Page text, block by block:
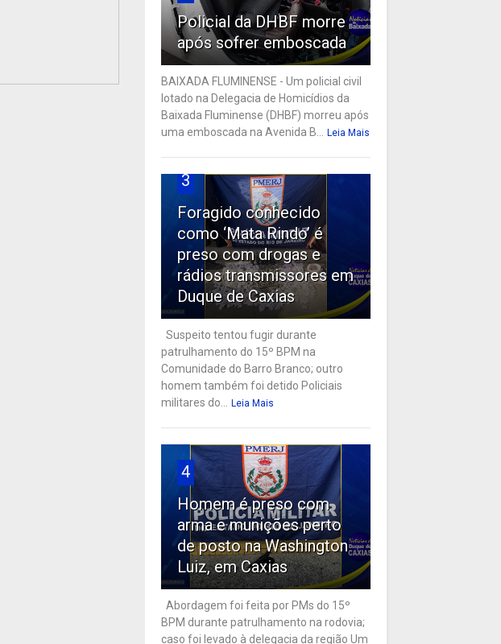
Policial da DHBF morre
após sofrer emboscada
BAIXADA FLUMINENSE - Um policial civil
lotado na Delegacia de Homicídios da
Baixada Fluminense (DHBF) morreu após
uma emboscada na Avenida B...
Leia Mais
3
Foragido conhecido
como ‘Mata Rindo’ é
preso com drogas e
rádios transmissores em
Duque de Caxias
Suspeito tentou fugir durante
patrulhamento do 15º BPM na
Comunidade do Barro Branco; outro
homem também foi detido Policiais
militares do...
Leia Mais
4
Homem é preso com
arma e munições perto
de posto na Washington
Luiz, em Caxias
Abordagem foi feita por PMs do 15º
BPM durante patrulhamento na rodovia;
caso foi levado à delegacia da região Um